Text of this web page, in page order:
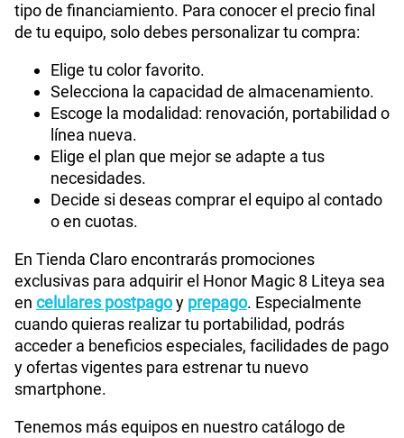
tipo de financiamiento. Para conocer el precio final
de tu equipo, solo debes personalizar tu compra:
Elige tu color favorito.
Selecciona la capacidad de almacenamiento.
Escoge la modalidad: renovación, portabilidad o
línea nueva.
Elige el plan que mejor se adapte a tus
necesidades.
Decide si deseas comprar el equipo al contado
o en cuotas.
En Tienda Claro encontrarás promociones
exclusivas para adquirir el Honor Magic 8 Liteya sea
en celulares postpagoy prepago. Especialmente
cuando quieras realizar tu portabilidad, podrás
acceder a beneficios especiales, facilidades de pago
y ofertas vigentes para estrenar tu nuevo
smartphone.
Tenemos más equipos en nuestro catálogo de